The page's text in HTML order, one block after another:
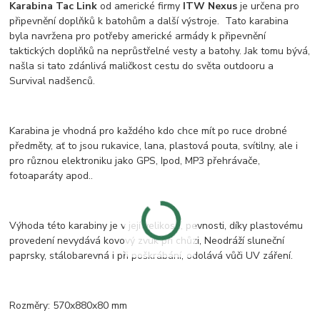
Karabina Tac Link od americké firmy ITW Nexus je určena pro
připevnění doplňků k batohům a další výstroje. Tato karabina
byla navržena pro potřeby americké armády k připevnění
taktických doplňků na neprůstřelné vesty a batohy. Jak tomu bývá,
našla si tato zdánlivá maličkost cestu do světa outdooru a
Survival nadšenců.
Karabina je vhodná pro každého kdo chce mít po ruce drobné
předměty, ať to jsou rukavice, lana, plastová pouta, svítilny, ale i
pro různou elektroniku jako GPS, Ipod, MP3 přehrávače,
fotoaparáty apod..
Výhoda této karabiny je v její velikosti, pevnosti, díky plastovému
provedení nevydává kovový zvuk při chůzi, Neodráží sluneční
paprsky, stálobarevná i při poškrábání, odolává vůči UV záření.
Rozměry: 570x880x80 mm